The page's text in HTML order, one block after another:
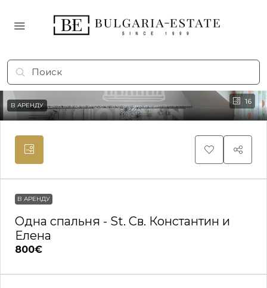
16
В АРЕНДУ
В АРЕНДУ
Одна спальня - St. Св. Константин и
Елена
800€